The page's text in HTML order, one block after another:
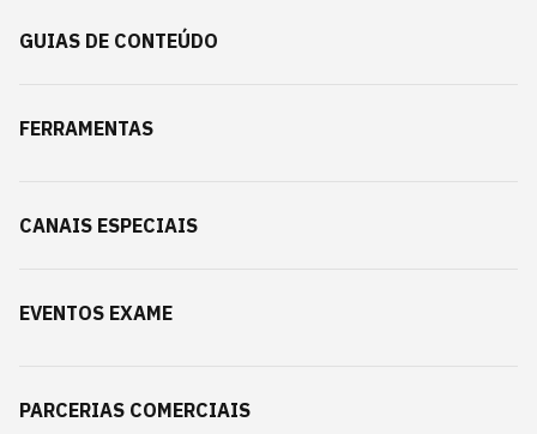
GUIAS DE CONTEÚDO
FERRAMENTAS
CANAIS ESPECIAIS
EVENTOS EXAME
PARCERIAS COMERCIAIS